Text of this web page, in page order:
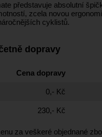
představuje absolutní
zcela novou
cyklistů.
dopravy
Cena dopravy
0,- Kč
230,- Kč
za veškeré objednané